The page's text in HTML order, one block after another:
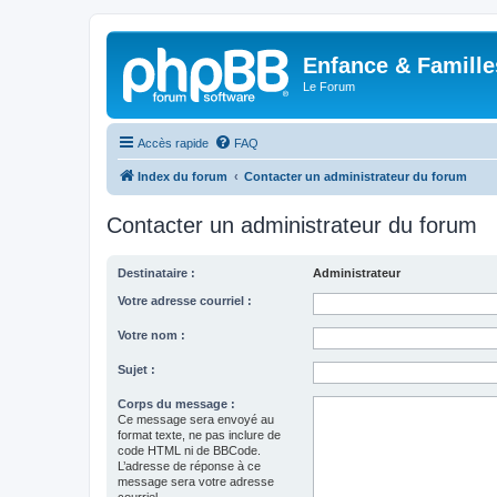
Enfance &
Le Forum
Accès rapide FAQ
Index du forum Contacter un administrateur du forum
Contacter un administrateur du forum
Destinataire : Administrateur
Votre adresse courriel :
Votre nom :
Sujet :
Corps du message :
Ce message sera envoyé au
format texte, ne pas inclure de
code HTML ni de BBCode.
L’adresse de réponse à ce
message sera votre adresse